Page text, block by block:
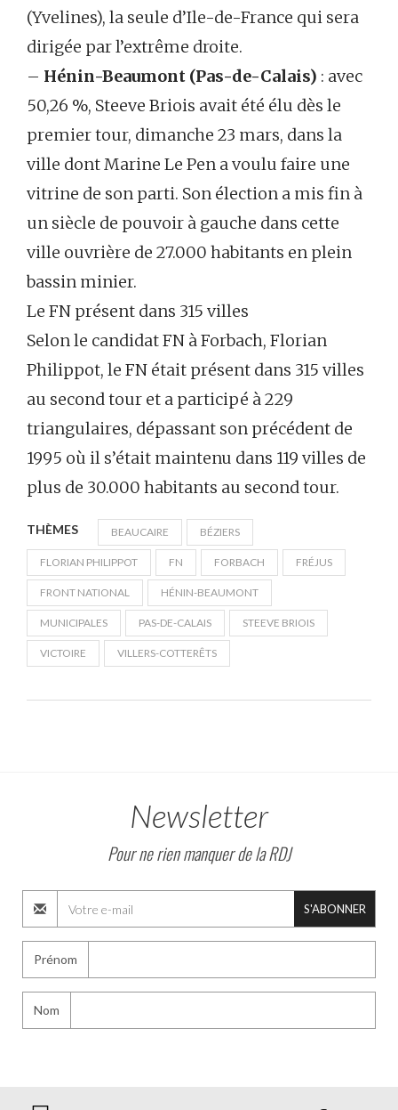
(Yvelines), la seule d’Ile-de-France qui sera
dirigée par l’extrême droite.
– Hénin-Beaumont (Pas-de-Calais) : avec
50,26 %, Steeve Briois avait été élu dès le
premier tour, dimanche 23 mars, dans la
ville dont Marine Le Pen a voulu faire une
vitrine de son parti. Son élection a mis fin à
un siècle de pouvoir à gauche dans cette
ville ouvrière de 27.000 habitants en plein
bassin minier.
Le FN présent dans 315 villes
Selon le candidat FN à Forbach, Florian
Philippot, le FN était présent dans 315 villes
au second tour et a participé à 229
triangulaires, dépassant son précédent de
1995 où il s’était maintenu dans 119 villes de
plus de 30.000 habitants au second tour.
THÈMES BEAUCAIRE BÉZIERS
FLORIAN PHILIPPOT FN FORBACH FRÉJUS
FRONT NATIONAL HÉNIN-BEAUMONT
MUNICIPALES PAS-DE-CALAIS STEEVE BRIOIS
VICTOIRE VILLERS-COTTERÊTS
Newsletter
Pour ne rien manquer de la RDJ
S'ABONNER
Prénom
Nom